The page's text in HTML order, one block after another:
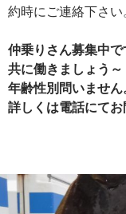
約時にご連絡下さ
仲乗りさん募集中で
共に働きましょう～
年齢性別問いません
詳しくは電話にてお